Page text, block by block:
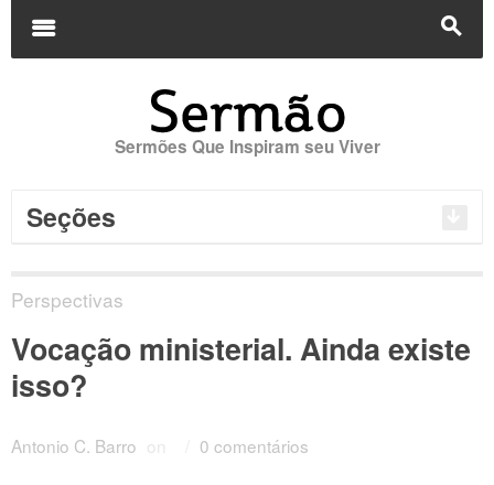
s
m
Sermões Que Inspiram seu Viver
Seções
Perspectivas
Vocação ministerial. Ainda existe
isso?
Antonio C. Barro on 0 comentários